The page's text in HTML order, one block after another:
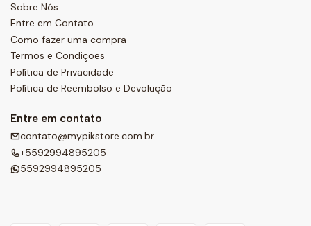
Sobre Nós
Entre em Contato
Como fazer uma compra
Termos e Condições
Política de Privacidade
Política de Reembolso e Devolução
Entre em contato
contato@mypikstore.com.br
+5592994895205
5592994895205